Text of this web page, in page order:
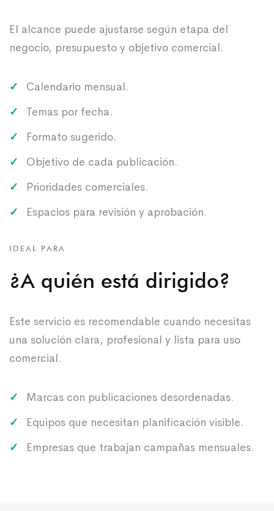
El alcance puede ajustarse según etapa del
negocio, presupuesto y objetivo comercial.
Calendario mensual.
Temas por fecha.
Formato sugerido.
Objetivo de cada publicación.
Prioridades comerciales.
Espacios para revisión y aprobación.
IDEAL PARA
¿A quién está dirigido?
Este servicio es recomendable cuando necesitas
una solución clara, profesional y lista para uso
comercial.
Marcas con publicaciones desordenadas.
Equipos que necesitan planificación visible.
Empresas que trabajan campañas mensuales.